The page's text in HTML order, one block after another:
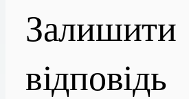
Залишити
відповідь